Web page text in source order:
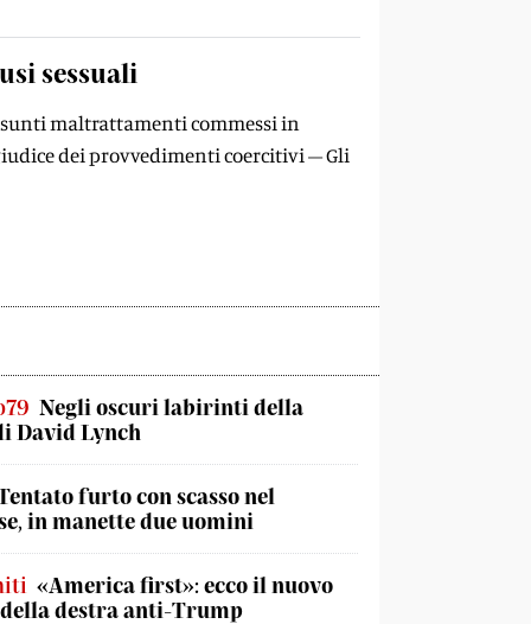
sessuali
maltrattamenti commessi in
dei provvedimenti coercitivi – Gli
Negli oscuri labirinti della
David Lynch
furto con scasso nel
in manette due uomini
«America first»: ecco il nuovo
destra anti-Trump